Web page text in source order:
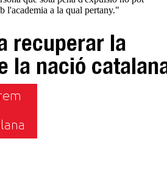
l'academia a la qual pertany."